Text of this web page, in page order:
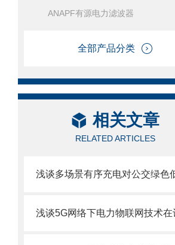
ANAPF有源电力滤波器
全部产品分类
相关文章
RELATED ARTICLES